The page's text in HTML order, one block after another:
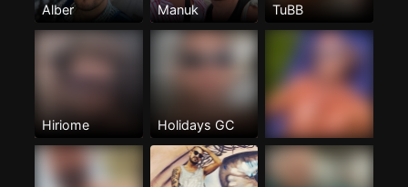
Alber Manuk TuBB
Hiriome Holidays GC